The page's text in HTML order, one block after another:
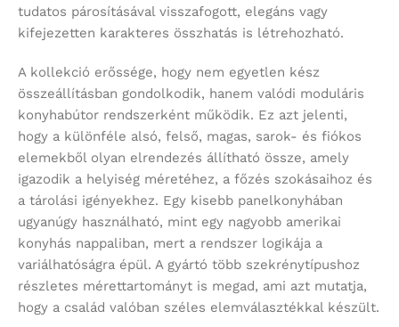
tudatos párosításával visszafogott, elegáns vagy
kifejezetten karakteres összhatás is létrehozható.
A kollekció erőssége, hogy nem egyetlen kész
összeállításban gondolkodik, hanem valódi moduláris
konyhabútor rendszerként működik. Ez azt jelenti,
hogy a különféle alsó, felső, magas, sarok- és fiókos
elemekből olyan elrendezés állítható össze, amely
igazodik a helyiség méretéhez, a főzés szokásaihoz és
a tárolási igényekhez. Egy kisebb panelkonyhában
ugyanúgy használható, mint egy nagyobb amerikai
konyhás nappaliban, mert a rendszer logikája a
variálhatóságra épül. A gyártó több szekrénytípushoz
részletes mérettartományt is megad, ami azt mutatja,
hogy a család valóban széles elemválasztékkal készült.